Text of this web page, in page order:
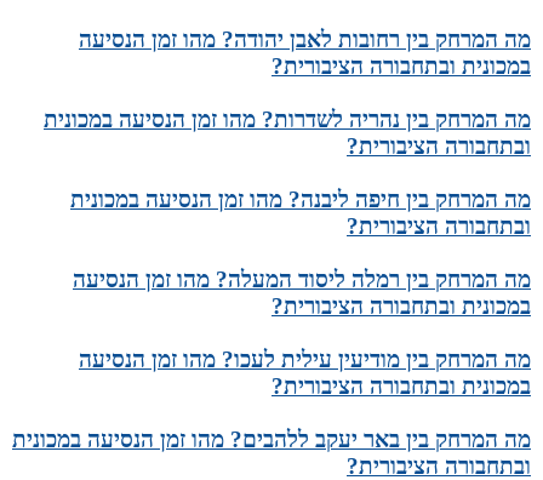
מה המרחק בין רחובות לאבן יהודה? מהו זמן הנסיעה
במכונית ובתחבורה הציבורית?
מה המרחק בין נהריה לשדרות? מהו זמן הנסיעה במכונית
ובתחבורה הציבורית?
מה המרחק בין חיפה ליבנה? מהו זמן הנסיעה במכונית
ובתחבורה הציבורית?
מה המרחק בין רמלה ליסוד המעלה? מהו זמן הנסיעה
במכונית ובתחבורה הציבורית?
מה המרחק בין מודיעין עילית לעכו? מהו זמן הנסיעה
במכונית ובתחבורה הציבורית?
מה המרחק בין באר יעקב ללהבים? מהו זמן הנסיעה במכונית
ובתחבורה הציבורית?